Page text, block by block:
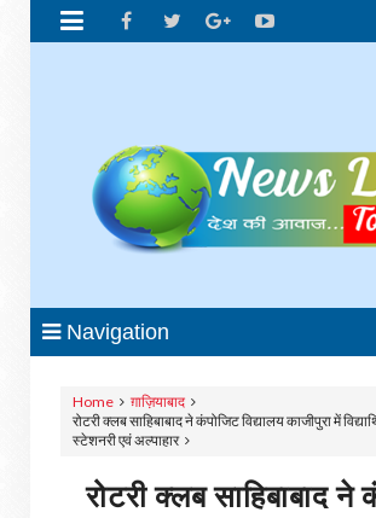

Navigation
Home
ग़ाज़ियाबाद
रोटरी क्लब साहिबाबाद ने कंपोजिट विद्यालय काजीपुरा में
स्टेशनरी एवं अल्पाहार
रोटरी क्लब साहिबाबाद ने